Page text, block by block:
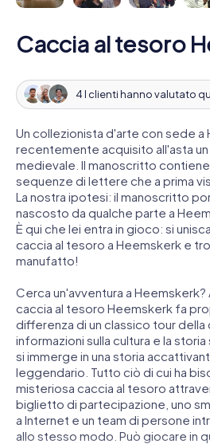
Caccia al tesoro
4 I clienti hanno valutato
Un collezionista d'arte con sede a
recentemente acquisito all'asta
medievale. Il manoscritto
sequenze di lettere che a prima
La nostra ipotesi: il manoscritto
nascosto da qualche parte a
È qui che lei entra in gioco: si
caccia al tesoro a Heemskerk e
manufatto!
Cerca un'avventura a Heemskerk?
caccia al tesoro Heemskerk fa
differenza di un classico tour della
informazioni sulla cultura e la
si immerge in una storia
leggendario. Tutto ciò di cui ha
misteriosa caccia al tesoro
biglietto di partecipazione, uno
a Internet e un team di persone
allo stesso modo. Può giocare in